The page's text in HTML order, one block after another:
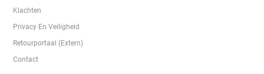
Klachten
Privacy En Veiligheid
Retourportaal (extern)
Contact